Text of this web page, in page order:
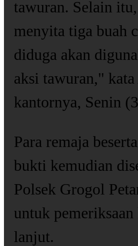
tawuran. Selain
menyita tiga buah
diduga akan
aksi tawuran,"
kantornya, Senin
Para remaja
bukti kemudian
Polsek Grogol
untuk
lanjut.